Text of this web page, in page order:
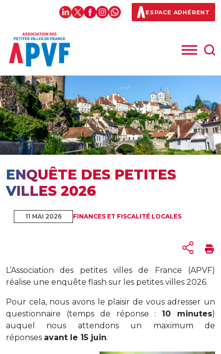
ESPACE ADHÉRENT
ENQUÊTE DES PETITES
VILLES 2026
11 MAI 2026 FINANCES ET FISCALITÉ LOCALES
L’Association des petites villes de France (APVF)
réalise une enquête flash sur les petites villes 2026.
Pour cela, nous avons le plaisir de vous adresser un
questionnaire (temps de réponse : 10 minutes)
auquel nous attendons un maximum de
réponses avant le 15 juin.